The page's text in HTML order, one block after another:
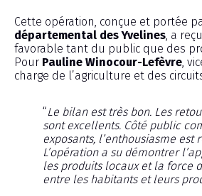
Cette opération, conçue et portée
départemental des Yvelines , a
favorable tant du public que des
Pour Pauline Winocour-Lefèvre ,
charge de l’agriculture et des
“Le bilan est très bon. Les
sont excellents. Côté public
exposants, l’enthousiasme est
L’opération a su démontrer
les produits locaux et la force
entre les habitants et leurs